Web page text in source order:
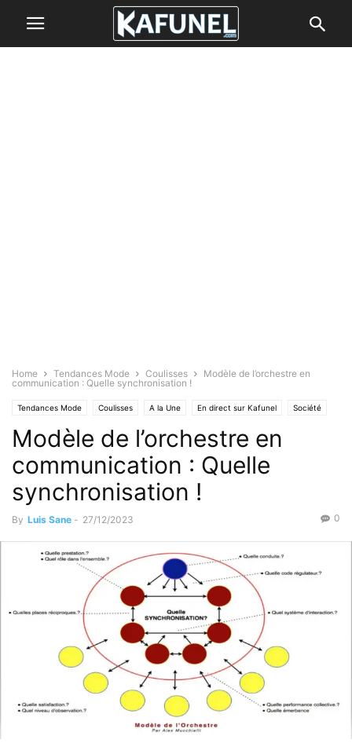
Home Tendances Mode Coulisses
Modèle de l’orchestre en
communication : Quelle synchronisation !
Tendances Mode Coulisses A la Une En direct sur Kafunel Société
Formation Faits Divers Trucs et astuces
Modèle de l’orchestre en
communication : Quelle
synchronisation !
By Luis Sane - 27/12/2023 0